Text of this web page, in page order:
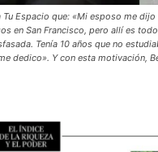
Espacio que: «Mi esposo me
en San Francisco, pero allí es
Tenía 10 años que no
dedico». Y con esta motivación,